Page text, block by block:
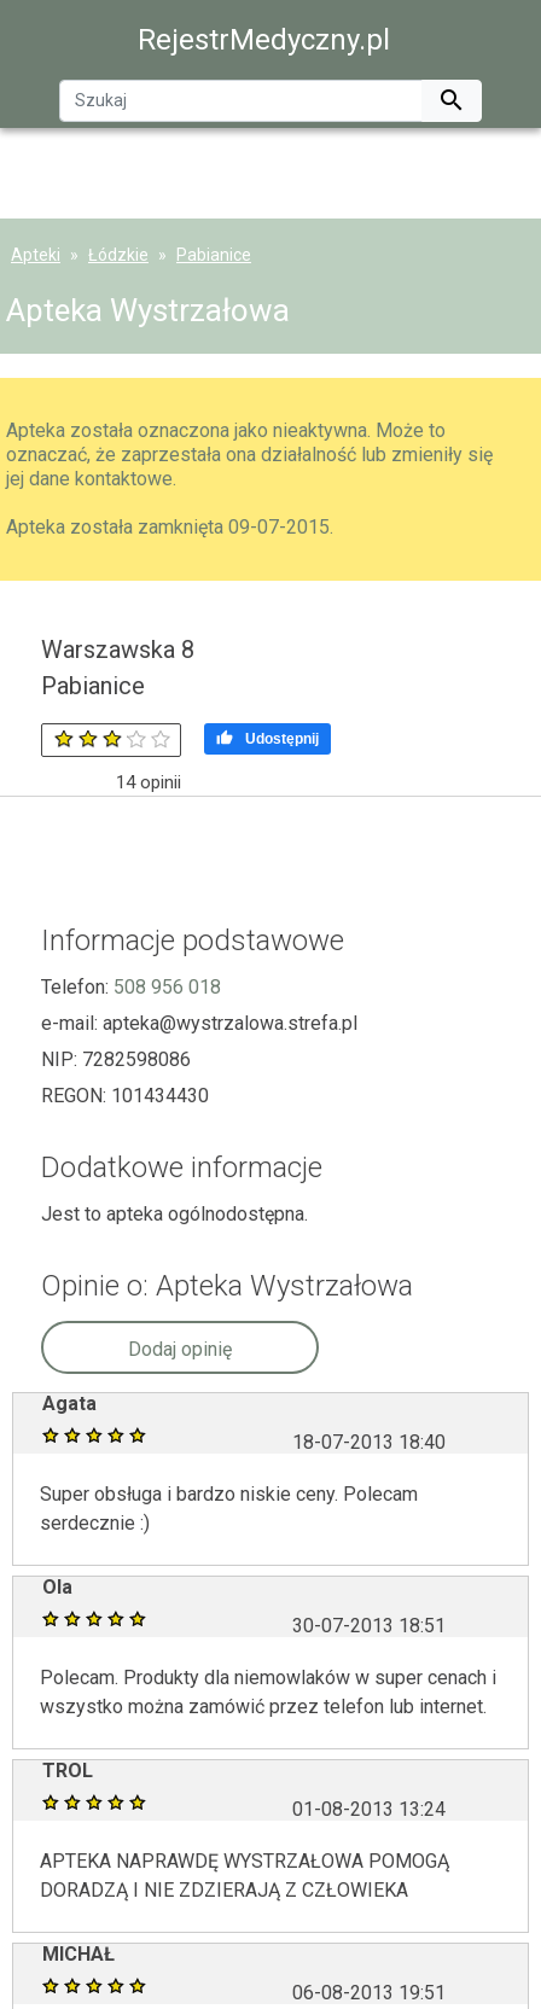
RejestrMedyczny.pl

Apteki Łódzkie Pabianice
Apteka Wystrzałowa
Apteka została oznaczona jako nieaktywna. Może to
oznaczać, że zaprzestała ona działalność lub zmieniły się
jej dane kontaktowe.
Apteka została zamknięta 09-07-2015.
Warszawska 8
Pabianice
14opinii
 Udostępnij
Informacje podstawowe
Telefon: 508 956 018
e-mail: apteka@wystrzalowa.strefa.pl
NIP: 7282598086
REGON: 101434430
Dodatkowe informacje
Jest to apteka ogólnodostępna.
Opinie o: Apteka Wystrzałowa
Dodaj opinię
Agata
18-07-2013 18:40
Super obsługa i bardzo niskie ceny. Polecam
serdecznie :)
Ola
30-07-2013 18:51
Polecam. Produkty dla niemowlaków w super cenach i
wszystko można zamówić przez telefon lub internet.
TROL
01-08-2013 13:24
APTEKA NAPRAWDĘ WYSTRZAŁOWA POMOGĄ
DORADZĄ I NIE ZDZIERAJĄ Z CZŁOWIEKA
MICHAŁ
06-08-2013 19:51